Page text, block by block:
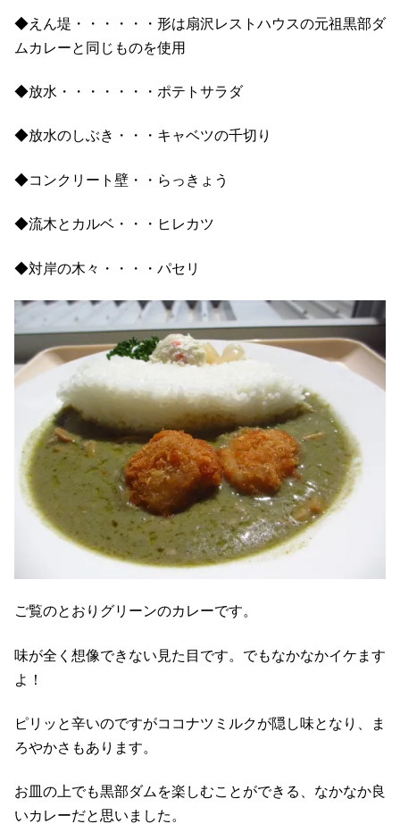
◆えん堤・・・・・・形は扇沢レストハウスの元祖黒部ダ
ムカレーと同じものを使用
◆放水・・・・・・・ポテトサラダ
◆放水のしぶき・・・キャベツの千切り
◆コンクリート壁・・らっきょう
◆流木とカルベ・・・ヒレカツ
◆対岸の木々・・・・パセリ
ご覧のとおりグリーンのカレーです。
味が全く想像できない見た目です。でもなかなかイケます
よ！
ピリッと辛いのですがココナツミルクが隠し味となり、ま
ろやかさもあります。
お皿の上でも黒部ダムを楽しむことができる、なかなか良
いカレーだと思いました。